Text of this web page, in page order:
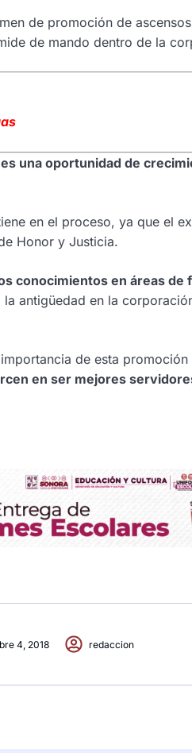
de promoción de
de mando dentro de la
es una oportunidad de
en el proceso, ya que el
Honor y Justicia.
conocimientos en áreas
la antigüedad en la
de esta
en ser mejores
4, 2018 redaccion